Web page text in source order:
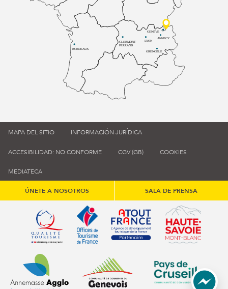
BORDEAUX
CLERMONT-
FERRAND
LYON
ANNECY
GRENOBLE
GENÈVE
MAPA DEL SITIO INFORMACIÓN JURÍDICA
ACCESIBILIDAD: NO CONFORME CGV (GB) COOKIES
MEDIATECA
ÚNETE A NOSOTROS SALA DE PRENSA
Qualité tourisme (s'ouvre dans une nouvelle fenêtre)
Office de tourisme de France (s'ouvre
Atout France (s'ouvre dans
Annemasse Agglo (s'ouvre dans une nouvelle fenêtre)
Communauté de communes du
Communauté de